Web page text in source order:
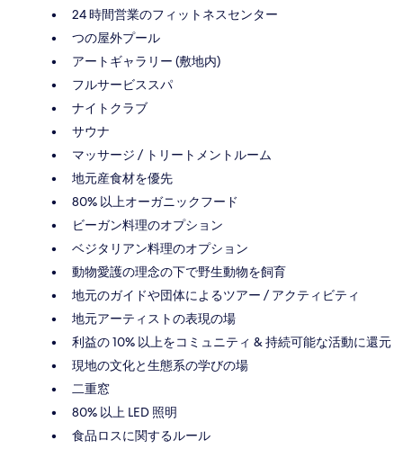
24 時間営業のフィットネスセンター
つの屋外プール
アートギャラリー (敷地内)
フルサービススパ
ナイトクラブ
サウナ
マッサージ / トリートメントルーム
地元産食材を優先
80% 以上オーガニックフード
ビーガン料理のオプション
ベジタリアン料理のオプション
動物愛護の理念の下で野生動物を飼育
地元のガイドや団体によるツアー / アクティビティ
地元アーティストの表現の場
利益の 10% 以上をコミュニティ & 持続可能な活動に還元
現地の文化と生態系の学びの場
二重窓
80% 以上 LED 照明
食品ロスに関するルール